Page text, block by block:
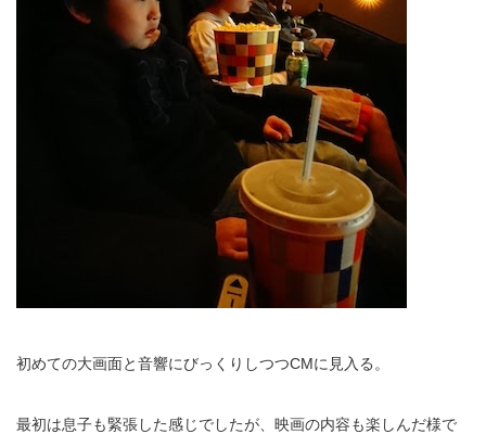
初めての大画面と音響にびっくりしつつCMに見入る。
最初は息子も緊張した感じでしたが、映画の内容も楽しんだ様で